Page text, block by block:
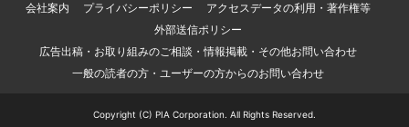
会社案内
プライバシーポリシー
アクセスデータの利用・著作権等
外部送信ポリシー
広告出稿・お取り組みのご相談・情報掲載・その他お問い合わせ
一般の読者の方・ユーザーの方からのお問い合わせ
Copyright (C) PIA Corporation. All Rights Reserved.